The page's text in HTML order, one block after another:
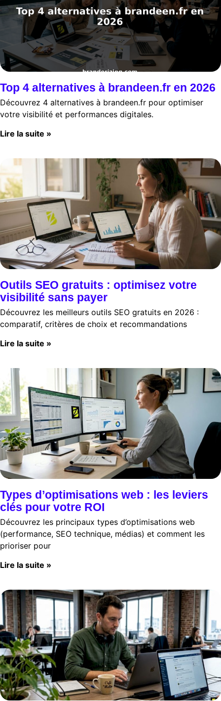
Top 4 alternatives à brandeen.fr en 2026
Découvrez 4 alternatives à brandeen.fr pour optimiser
votre visibilité et performances digitales.
Lire la suite »
Outils SEO gratuits : optimisez votre
visibilité sans payer
Découvrez les meilleurs outils SEO gratuits en 2026 :
comparatif, critères de choix et recommandations
Lire la suite »
Types d’optimisations web : les leviers
clés pour votre ROI
Découvrez les principaux types d’optimisations web
(performance, SEO technique, médias) et comment les
prioriser pour
Lire la suite »